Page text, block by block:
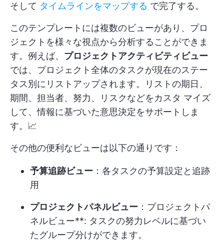
そして タイムラインをマップする で完了する。
このテンプレートには複数のビューがあり、プロ
ジェクトを様々な視点から分析することができま
す。例えば、 プロジェクトアクティビティビュー
では、プロジェクト全体のタスクが現在のステー
タス別にリストアップされます。リストの期日、
期間、担当者、努力、リスクなどをカスタ マイズ
して、情報に基づいた意思決定をサポートしま
す。📈
その他の便利なビューは以下の通りです：
予算追跡ビュー ：各タスクの予算設定と追跡
用
プロジェクトパネルビュー ：プロジェクトパ
ネルビュー**: タスクの努力レベルに基づい
たグループ分けができます。